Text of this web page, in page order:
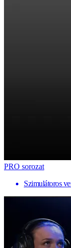
PRO sorozat
Szimulátoros